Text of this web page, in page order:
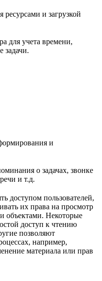
и загрузкой
для учета времени,
задачи.
и
о задачах, звонке
и т.д.
доступом пользователей,
их права на просмотр
объектами. Некоторые
доступ к чтению
позволяют
например,
материала или прав